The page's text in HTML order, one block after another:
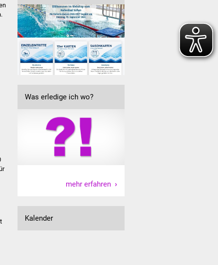
Was erledige ich wo?
mehr erfahren
Kalender